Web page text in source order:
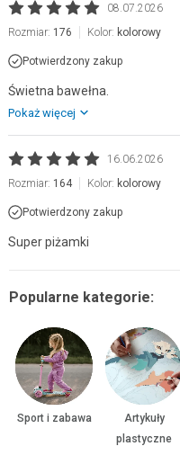
08.07.2026
Rozmiar: 176 Kolor: kolorowy
Potwierdzony zakup
Świetna bawełna.
Pokaż więcej
16.06.2026
Rozmiar: 164 Kolor: kolorowy
Potwierdzony zakup
Super piżamki
Popularne kategorie:
Sport i zabawa
Artykuły
plastyczne